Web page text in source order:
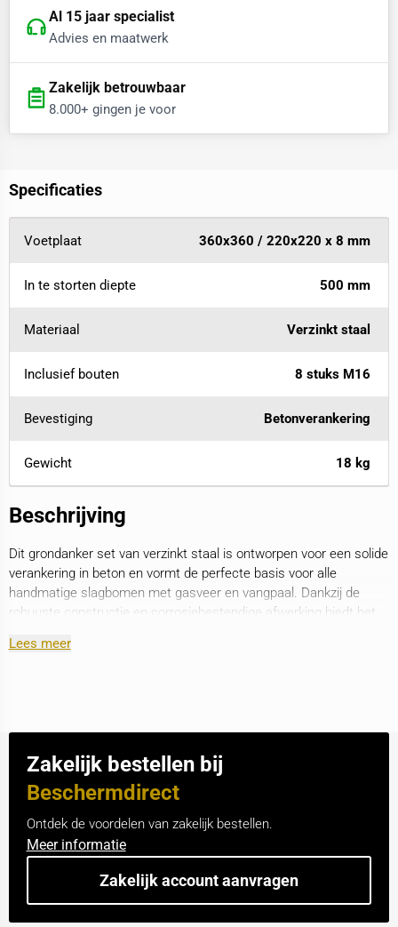
Al 15 jaar specialist
Advies en maatwerk
Zakelijk betrouwbaar
8.000+ gingen je voor
Specificaties
Voetplaat 360x360 / 220x220 x 8 mm
In te storten diepte 500 mm
Materiaal Verzinkt staal
Inclusief bouten 8 stuks M16
Bevestiging Betonverankering
Gewicht 18 kg
Beschrijving
Dit grondanker set van verzinkt staal is ontworpen voor een solide
verankering in beton en vormt de perfecte basis voor alle
handmatige slagbomen met gasveer en vangpaal. Dankzij de
robuuste constructie en corrosiebestendige afwerking biedt het
wordt geleverd inclusief 8 M16 bevestigingsbouten.
Lees meer
Zakelijk bestellen bij
Beschermdirect
Ontdek de voordelen van zakelijk bestellen.
Meer informatie
Zakelijk account aanvragen